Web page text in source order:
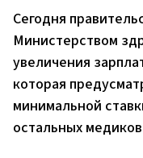
Сегодня
Министерством
увеличения
которая
минимальной
остальных